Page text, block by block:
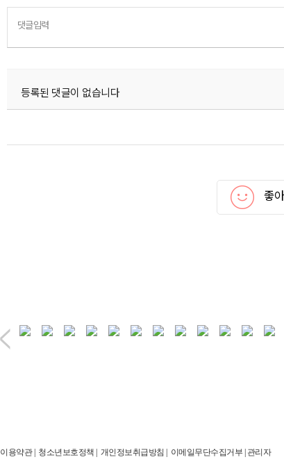
댓글입력
등록된 댓글이 없습니다
좋
이용약관| 청소년보호정책 | 개인정보취급방침 | 이메일무단수집거부 | 관리자